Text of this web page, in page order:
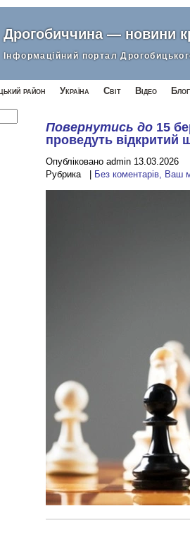
Дрогобиччина — новини
Інформаційний портал
район Україна Світ Відео
Повернутись до 15
проведуть відкритий
Опубліковано admin 13.03.2026
Рубрика | Без коментарів, Ваш